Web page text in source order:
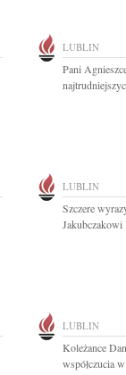
LUBLIN
Pani
LUBLIN
Szczere
Jakubczakowi
LUBLIN
Koleżance
współczucia